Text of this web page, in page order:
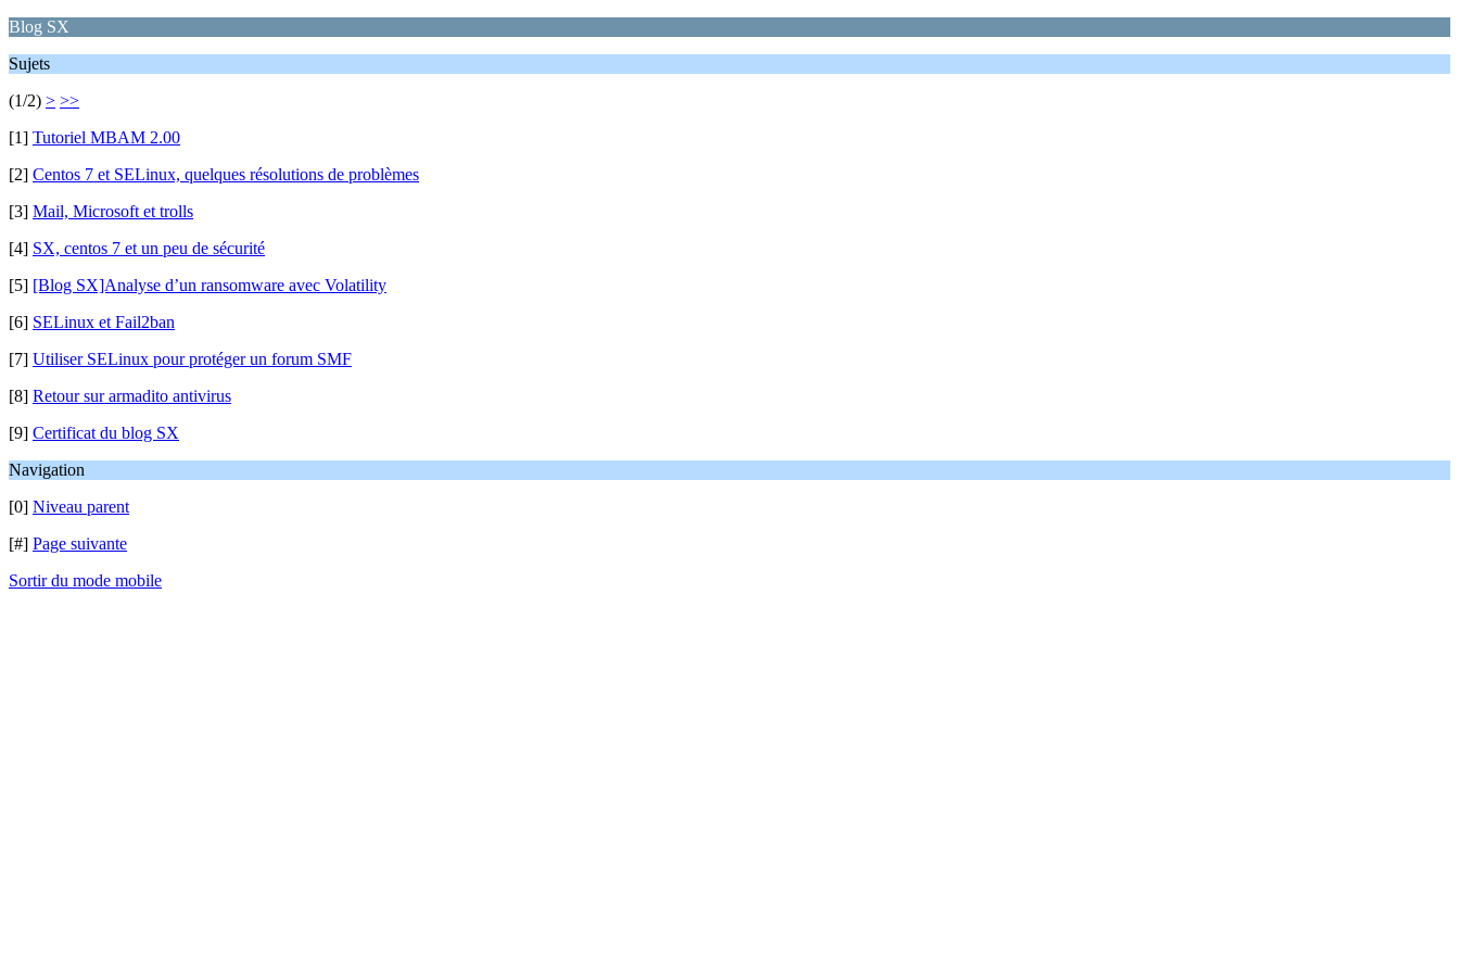
Blog SX
Sujets
(1/2) > >>
[1] Tutoriel MBAM 2.00
[2] Centos 7 et SELinux, quelques résolutions de problèmes
[3] Mail, Microsoft et trolls
[4] SX, centos 7 et un peu de sécurité
[5] [Blog SX]Analyse d’un ransomware avec Volatility
[6] SELinux et Fail2ban
[7] Utiliser SELinux pour protéger un forum SMF
[8] Retour sur armadito antivirus
[9] Certificat du blog SX
Navigation
[0] Niveau parent
[#] Page suivante
Sortir du mode mobile